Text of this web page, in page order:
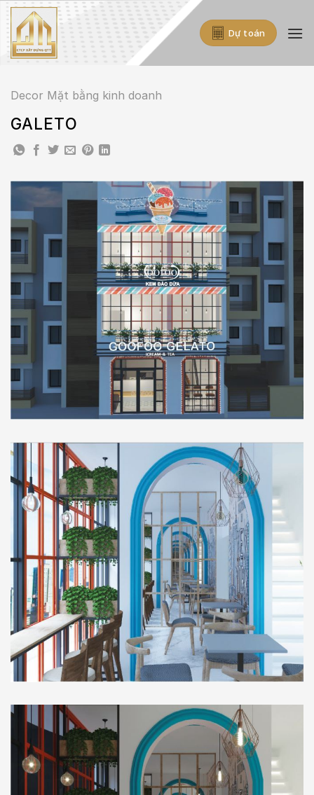
Skip
to
content
Dự toán
Decor Mặt bằng kinh doanh
GALETO